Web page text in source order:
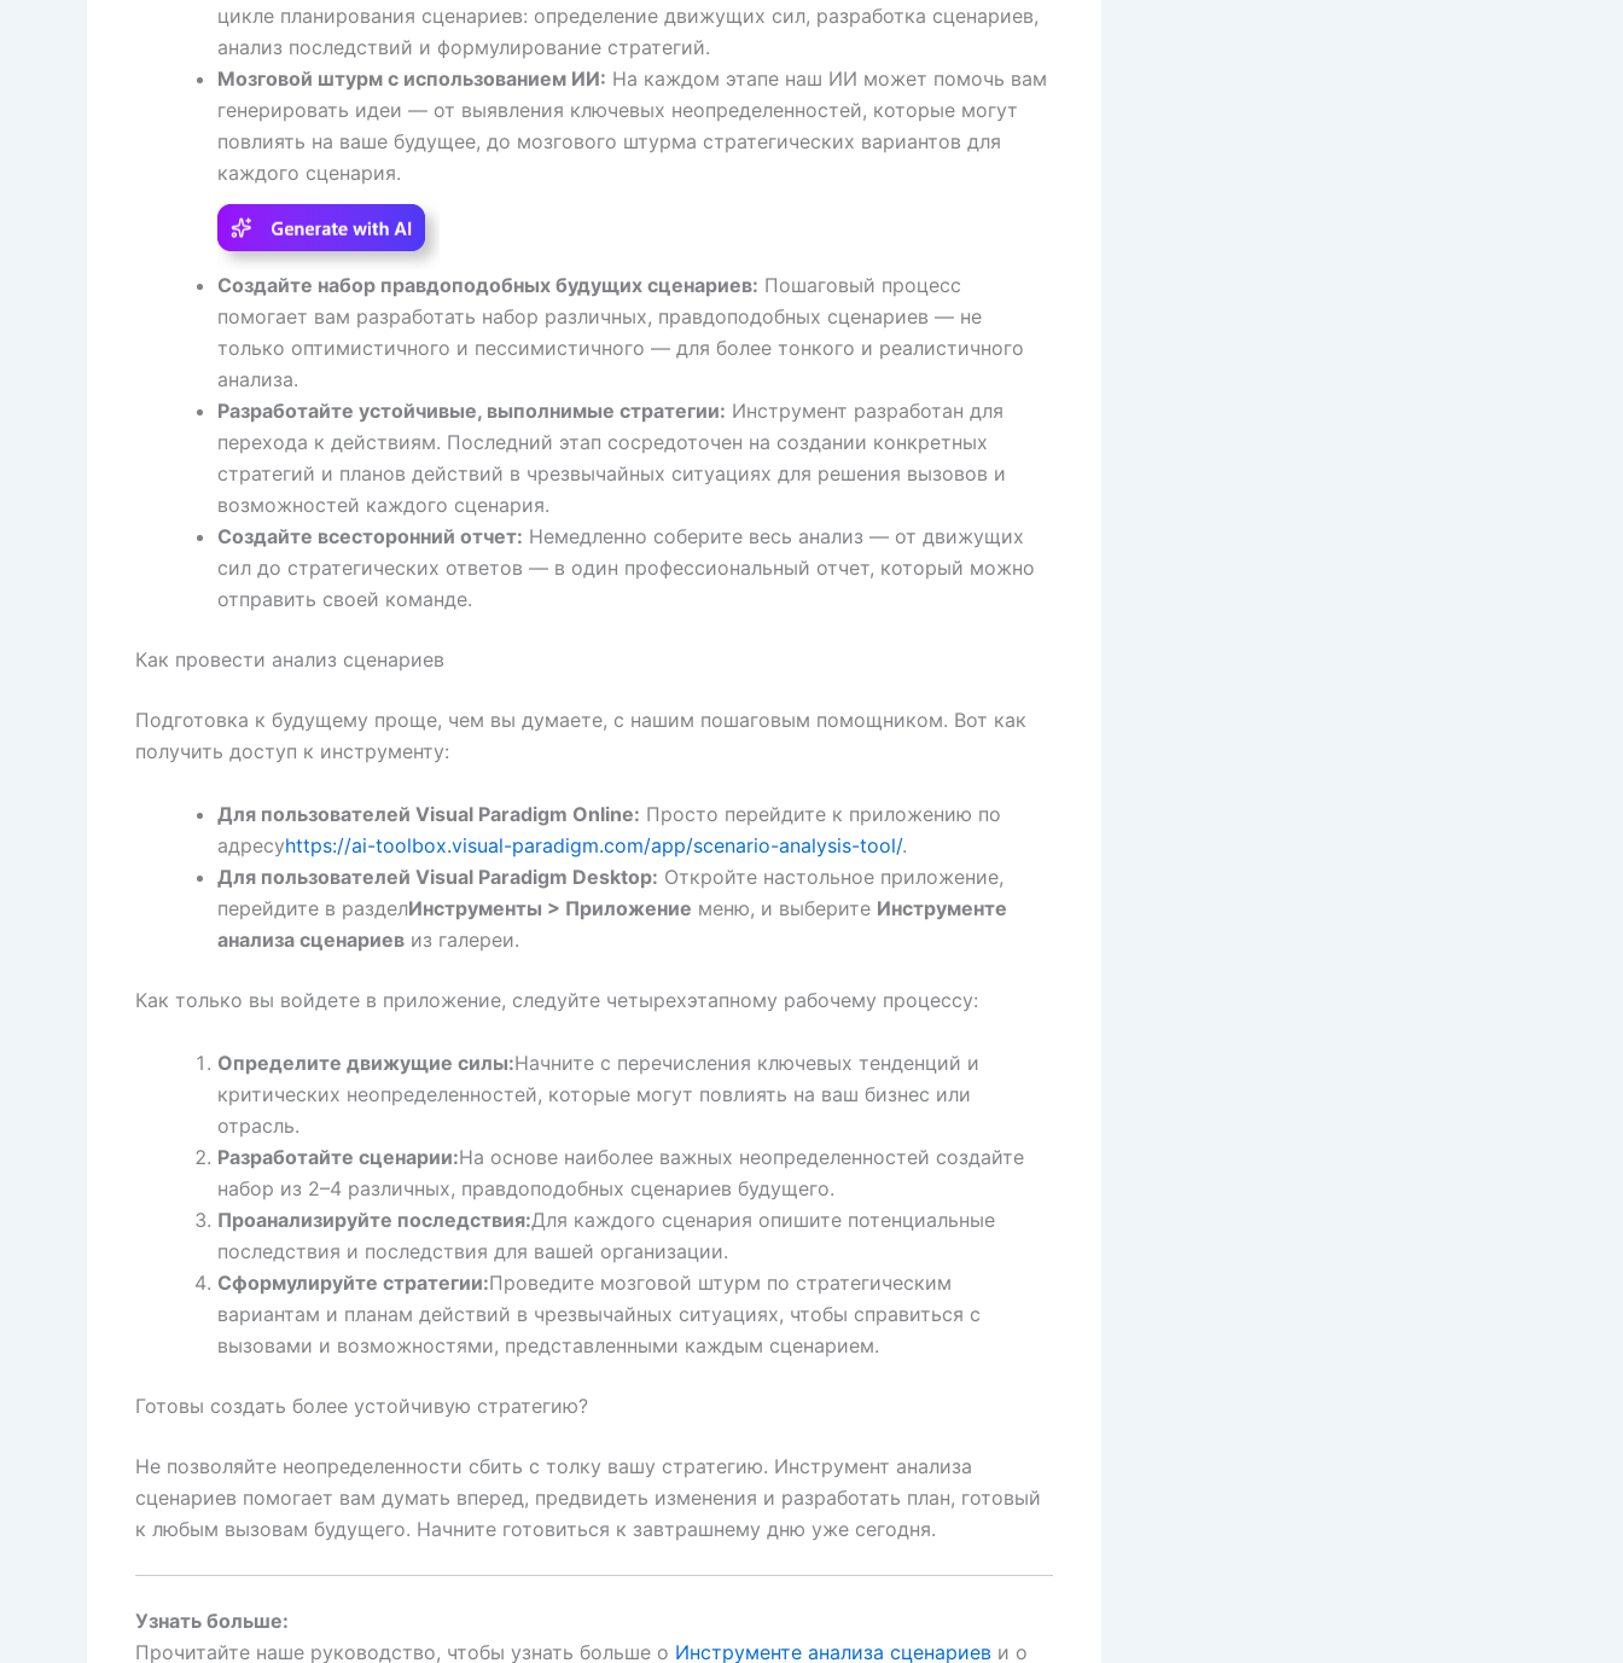
цикле планирования сценариев: определение движущих сил, разработка сценариев,
анализ последствий и формулирование стратегий.
Мозговой штурм с использованием ИИ: На каждом этапе наш ИИ может помочь вам
генерировать идеи — от выявления ключевых неопределенностей, которые могут
повлиять на ваше будущее, до мозгового штурма стратегических вариантов для
каждого сценария.
Создайте набор правдоподобных будущих сценариев: Пошаговый процесс
помогает вам разработать набор различных, правдоподобных сценариев — не
только оптимистичного и пессимистичного — для более тонкого и реалистичного
анализа.
Разработайте устойчивые, выполнимые стратегии: Инструмент разработан для
перехода к действиям. Последний этап сосредоточен на создании конкретных
стратегий и планов действий в чрезвычайных ситуациях для решения вызовов и
возможностей каждого сценария.
Создайте всесторонний отчет: Немедленно соберите весь анализ — от движущих
сил до стратегических ответов — в один профессиональный отчет, который можно
отправить своей команде.
Как провести анализ сценариев
Подготовка к будущему проще, чем вы думаете, с нашим пошаговым помощником. Вот как
получить доступ к инструменту:
Для пользователей Visual Paradigm Online: Просто перейдите к приложению по
адресуhttps://ai-toolbox.visual-paradigm.com/app/scenario-analysis-tool/.
Для пользователей Visual Paradigm Desktop: Откройте настольное приложение,
перейдите в разделИнструменты > Приложение меню, и выберите Инструменте
анализа сценариев из галереи.
Как только вы войдете в приложение, следуйте четырехэтапному рабочему процессу:
Определите движущие силы:Начните с перечисления ключевых тенденций и
критических неопределенностей, которые могут повлиять на ваш бизнес или
отрасль.
Разработайте сценарии:На основе наиболее важных неопределенностей создайте
набор из 2–4 различных, правдоподобных сценариев будущего.
Проанализируйте последствия:Для каждого сценария опишите потенциальные
последствия и последствия для вашей организации.
Сформулируйте стратегии:Проведите мозговой штурм по стратегическим
вариантам и планам действий в чрезвычайных ситуациях, чтобы справиться с
вызовами и возможностями, представленными каждым сценарием.
Готовы создать более устойчивую стратегию?
Не позволяйте неопределенности сбить с толку вашу стратегию. Инструмент анализа
сценариев помогает вам думать вперед, предвидеть изменения и разработать план, готовый
к любым вызовам будущего. Начните готовиться к завтрашнему дню уже сегодня.
Узнать больше:
Прочитайте наше руководство, чтобы узнать больше о Инструменте анализа сценариев и о